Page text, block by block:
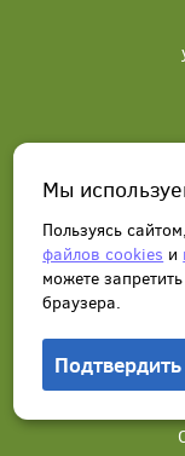
Мы
Пользуясь
файлов cookies и
можете
браузера.
Подтвердить